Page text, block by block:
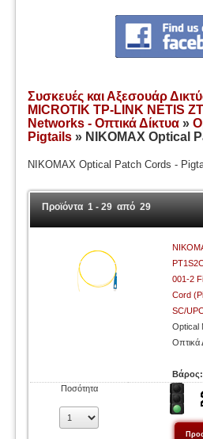
Συσκευές και Αξεσουάρ
MICROTIK TP-LINK NETIS
Networks - Οπτικά Δίκτυα »
Pigtails » NIKOMAX Optical
NIKOMAX Optical Patch Cords -
Προϊόντα 1 - 29 από 29
001-2
Cord
SC/
Optical
Οπτικά
Ποσότητα